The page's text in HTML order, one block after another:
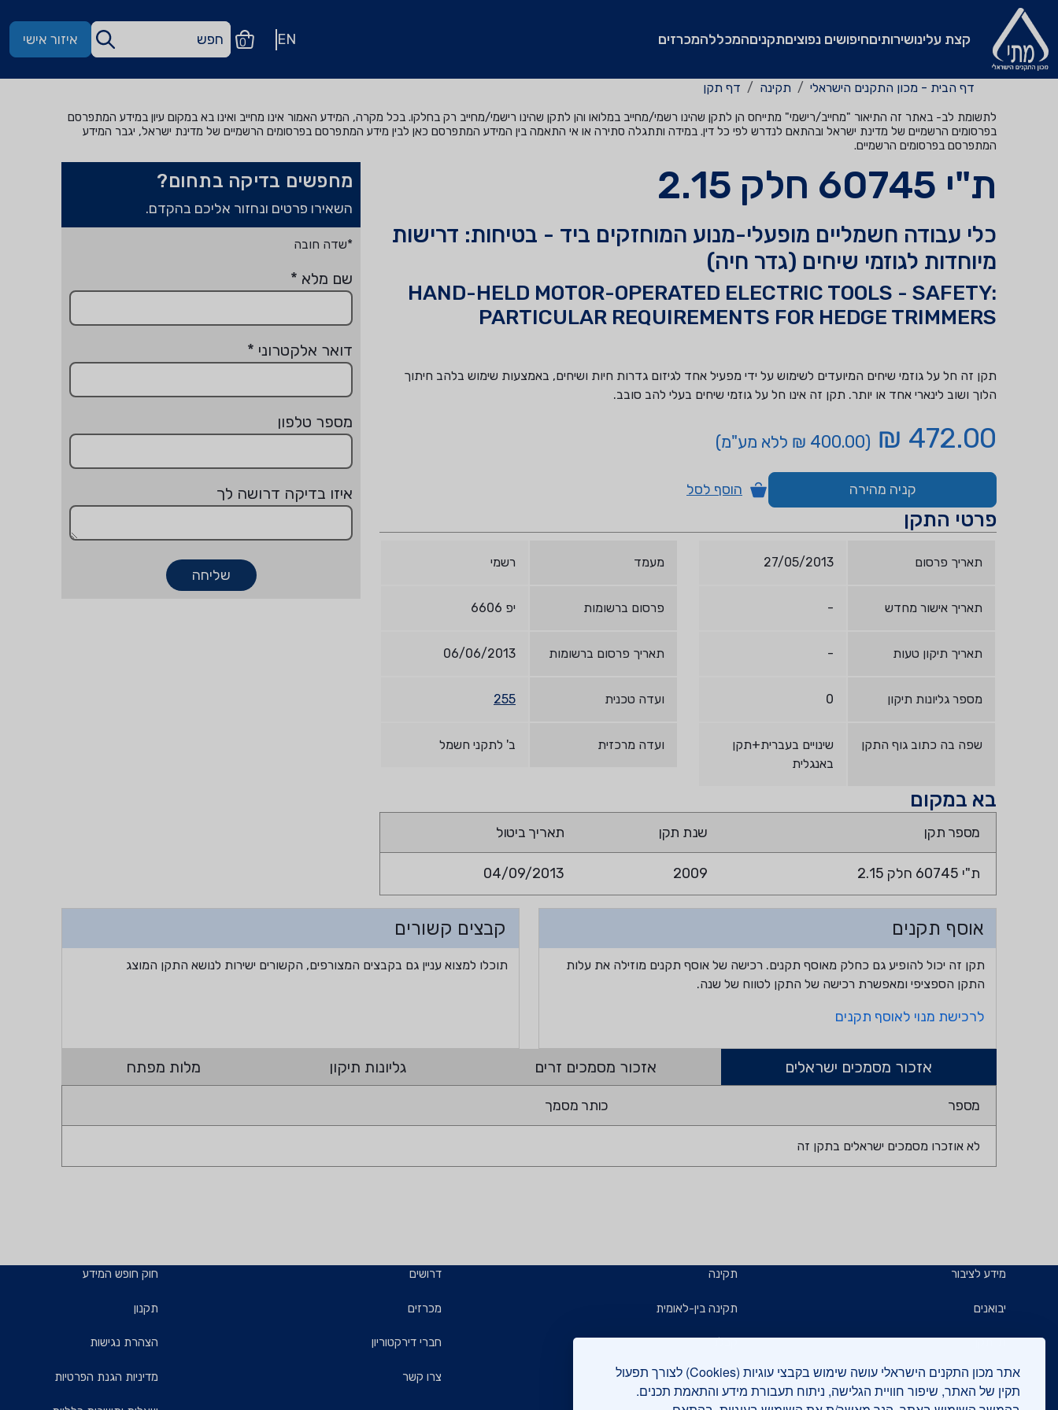
אתר מכון התקנים הישראלי עושה שימוש בקבצי עוגיות (Cookies) לצורך תפעול
תקין של האתר, שיפור חוויית הגלישה, ניתוח תעבורת מידע והתאמת תכנים.
קצת עלינושירותיםחיפושים נפוציםתקניםהמכללהמכרזים EN
0 איזור אישי
דף הבית - מכון התקנים הישראלי תקינה דף תקן
לתשומת לב- באתר זה התיאור "מחייב/רישמי" מתייחס הן לתקן שהינו רשמי/מחייב במלואו והן לתקן שהינו רישמי/מחייב רק בחלקו. בכל מקרה, המידע האמור אינו מחייב ואינו בא במקום עיון במידע המתפרסם
בפרסומים הרשמיים של מדינת ישראל ובהתאם לנדרש לפי כל דין. במידה ותתגלה סתירה או אי התאמה בין המידע המתפרסם כאן לבין מידע המתפרסם בפרסומים הרשמיים של מדינת ישראל, יגבר המידע
המתפרסם בפרסומים הרשמיים.
ת"י 60745 חלק 2.15
כלי עבודה חשמליים מופעלי-מנוע המוחזקים ביד - בטיחות: דרישות
מיוחדות לגוזמי שיחים (גדר חיה)
HAND-HELD MOTOR-OPERATED ELECTRIC TOOLS - SAFETY:
PARTICULAR REQUIREMENTS FOR HEDGE TRIMMERS
תקן זה חל על גוזמי שיחים המיועדים לשימוש על ידי מפעיל אחד לגיזום גדרות חיות ושיחים, באמצעות שימוש בלהב חיתוך
הלוך ושוב לינארי אחד או יותר. תקן זה אינו חל על גוזמי שיחים בעלי להב סובב.
472.00 ₪ (400.00 ₪ ללא מע"מ)
קניה מהירה הוסף לסל
פרטי התקן
תאריך פרסום 27/05/2013
תאריך אישור מחדש -
תאריך תיקון טעות -
מספר גליונות תיקון 0
שפה בה כתוב גוף התקן
שינויים בעברית+תקן
באנגלית
מעמד רשמי
פרסום ברשומות יפ 6606
תאריך פרסום ברשומות 06/06/2013
ועדה טכנית 255
ועדה מרכזית ב' לתקני חשמל
בא במקום
מספר תקן שנת תקן תאריך ביטול
ת"י 60745 חלק 2.15 2009
04/09/2013
מחפשים בדיקה בתחום?
השאירו פרטים ונחזור אליכם בהקדם.
*שדה חובה
שם מלא *
דואר אלקטרוני *
מספר טלפון
איזו בדיקה דרושה לך
שליחה
אוסף תקנים
תקן זה יכול להופיע גם כחלק מאוסף תקנים. רכישה של אוסף תקנים מוזילה את עלות
התקן הספציפי ומאפשרת רכישה של התקן לטווח של שנה.
לרכישת מנוי לאוסף תקנים
קבצים קשורים
תוכלו למצוא עניין גם בקבצים המצורפים, הקשורים ישירות לנושא התקן המוצג
אזכור מסמכים ישראלים אזכור מסמכים זרים גליונות תיקון מלות מפתח
מספר כותר מסמך
לא אוזכרו מסמכים ישראלים בתקן זה
מידע לציבור
יבואנים
תו תקן
תו ירוק
תקינה
תקינה בין-לאומית
קבלנים ויזמים
תעשיינים
דרושים
מכרזים
חברי דירקטוריון
צרו קשר
חוק חופש המידע
תקנון
הצהרת נגישות
מדיניות הגנת הפרטיות